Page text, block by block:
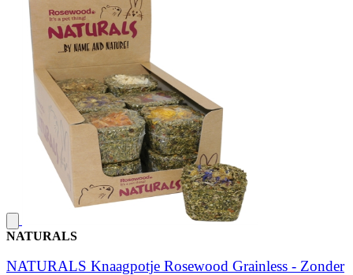
NATURALS
NATURALS Knaagpotje Rosewood Grainless - Zonder